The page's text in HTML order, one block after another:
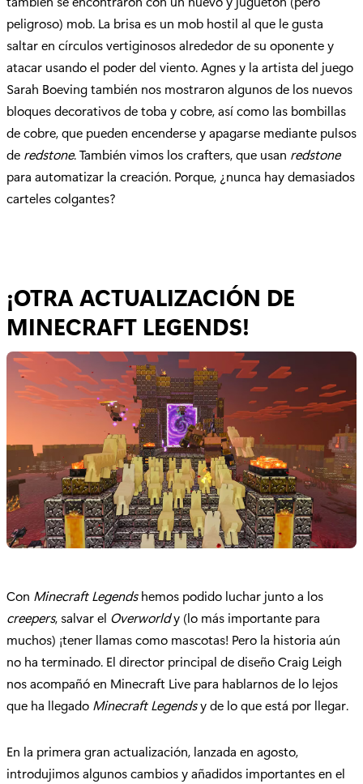
peligroso) mob. La brisa es un mob hostil al que le gusta
saltar en círculos vertiginosos alrededor de su oponente y
atacar usando el poder del viento. Agnes y la artista del juego
Sarah Boeving también nos mostraron algunos de los nuevos
bloques decorativos de toba y cobre, así como las bombillas
de cobre, que pueden encenderse y apagarse mediante pulsos
de redstone. También vimos los crafters, que usan redstone
para automatizar la creación. Porque, ¿nunca hay demasiados
carteles colgantes?
¡OTRA ACTUALIZACIÓN DE
MINECRAFT LEGENDS!
Con Minecraft Legendshemos podido luchar junto a los
creepers, salvar el Overworldy (lo más importante para
muchos) ¡tener llamas como mascotas! Pero la historia aún
no ha terminado. El director principal de diseño Craig Leigh
nos acompañó en Minecraft Live para hablarnos de lo lejos
que ha llegado Minecraft Legendsy de lo que está por llegar.
En la primera gran actualización, lanzada en agosto,
introdujimos algunos cambios y añadidos importantes en el